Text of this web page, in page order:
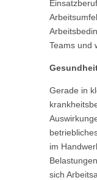
Teams und
Gerade in
im
sich